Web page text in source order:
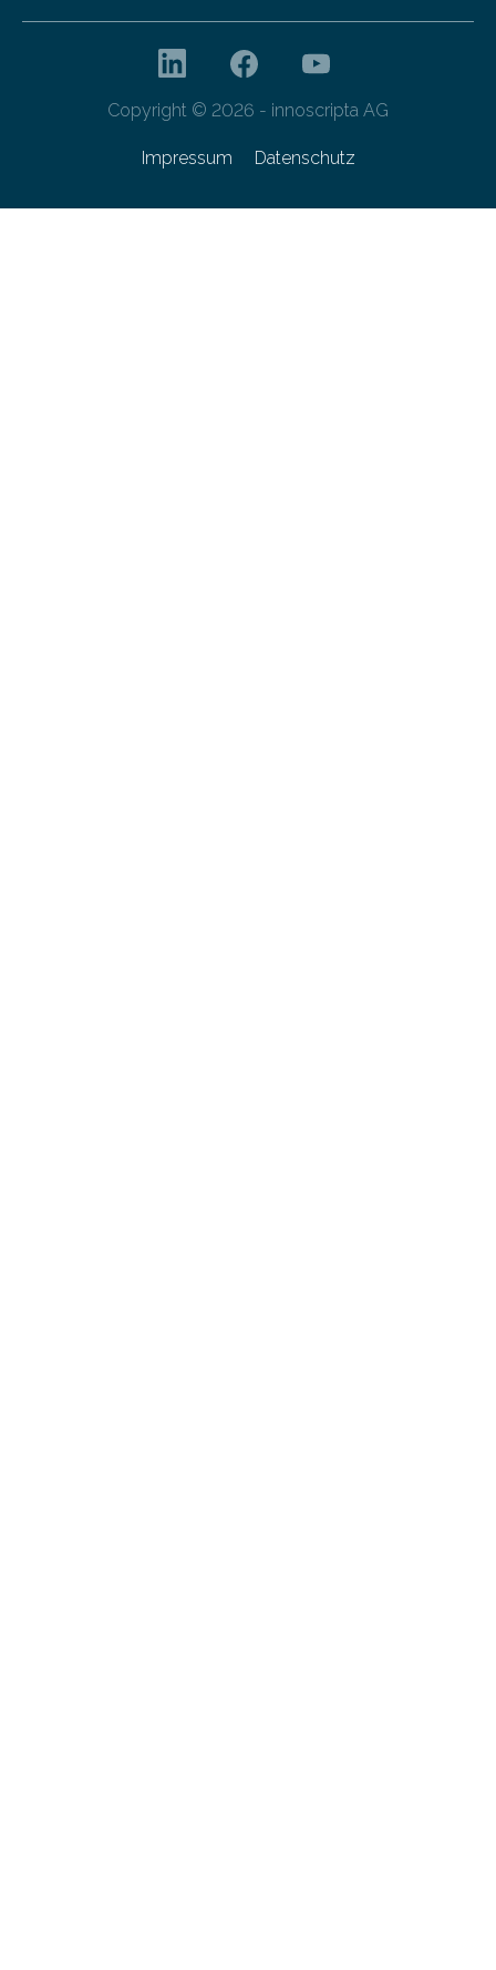
Copyright © 2026 - innoscripta AG
Impressum Datenschutz